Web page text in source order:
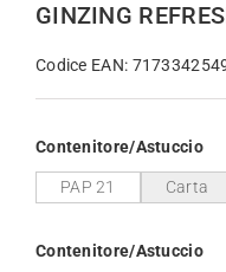
GINZING
Codice EAN:
Contenitore/Astuccio
PAP 21 Carta
Contenitore/Astuccio